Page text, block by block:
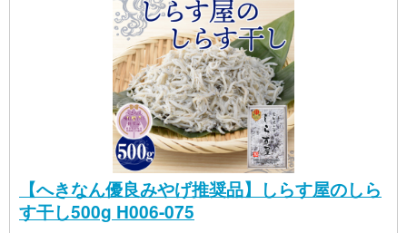
【へきなん優良みやげ推奨品】しらす屋のしら
す干し500g H006-075